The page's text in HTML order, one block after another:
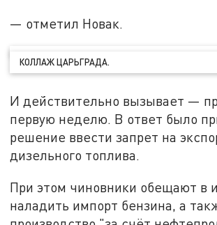
— отметил Новак.
КОЛЛАЖ ЦАРЬГРАДА.
И действительно вызывает —
первую неделю. В ответ было
решение ввести запрет на
дизельного топлива.
При этом чиновники обещают в
наладить импорт бензина, а